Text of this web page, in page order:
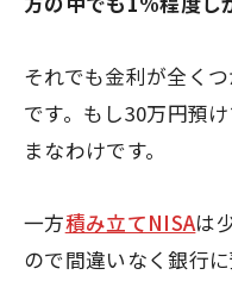
それでも金利が全く
です。もし30万円預
まなわけです。
一方積み立てNISAは
ので間違いなく銀行